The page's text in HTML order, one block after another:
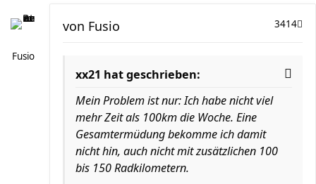
Fusio
3414
von Fusio
xx21 hat geschrieben:
Mein Problem ist nur: Ich habe nicht viel
mehr Zeit als 100km die Woche. Eine
Gesamtermüdung bekomme ich damit
nicht hin, auch nicht mit zusätzlichen 100
bis 150 Radkilometern.